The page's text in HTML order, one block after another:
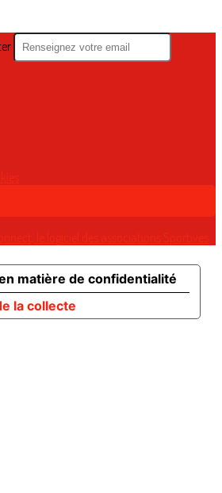
le logiciel des associations Sportives
la collecte
matière de confidentialité